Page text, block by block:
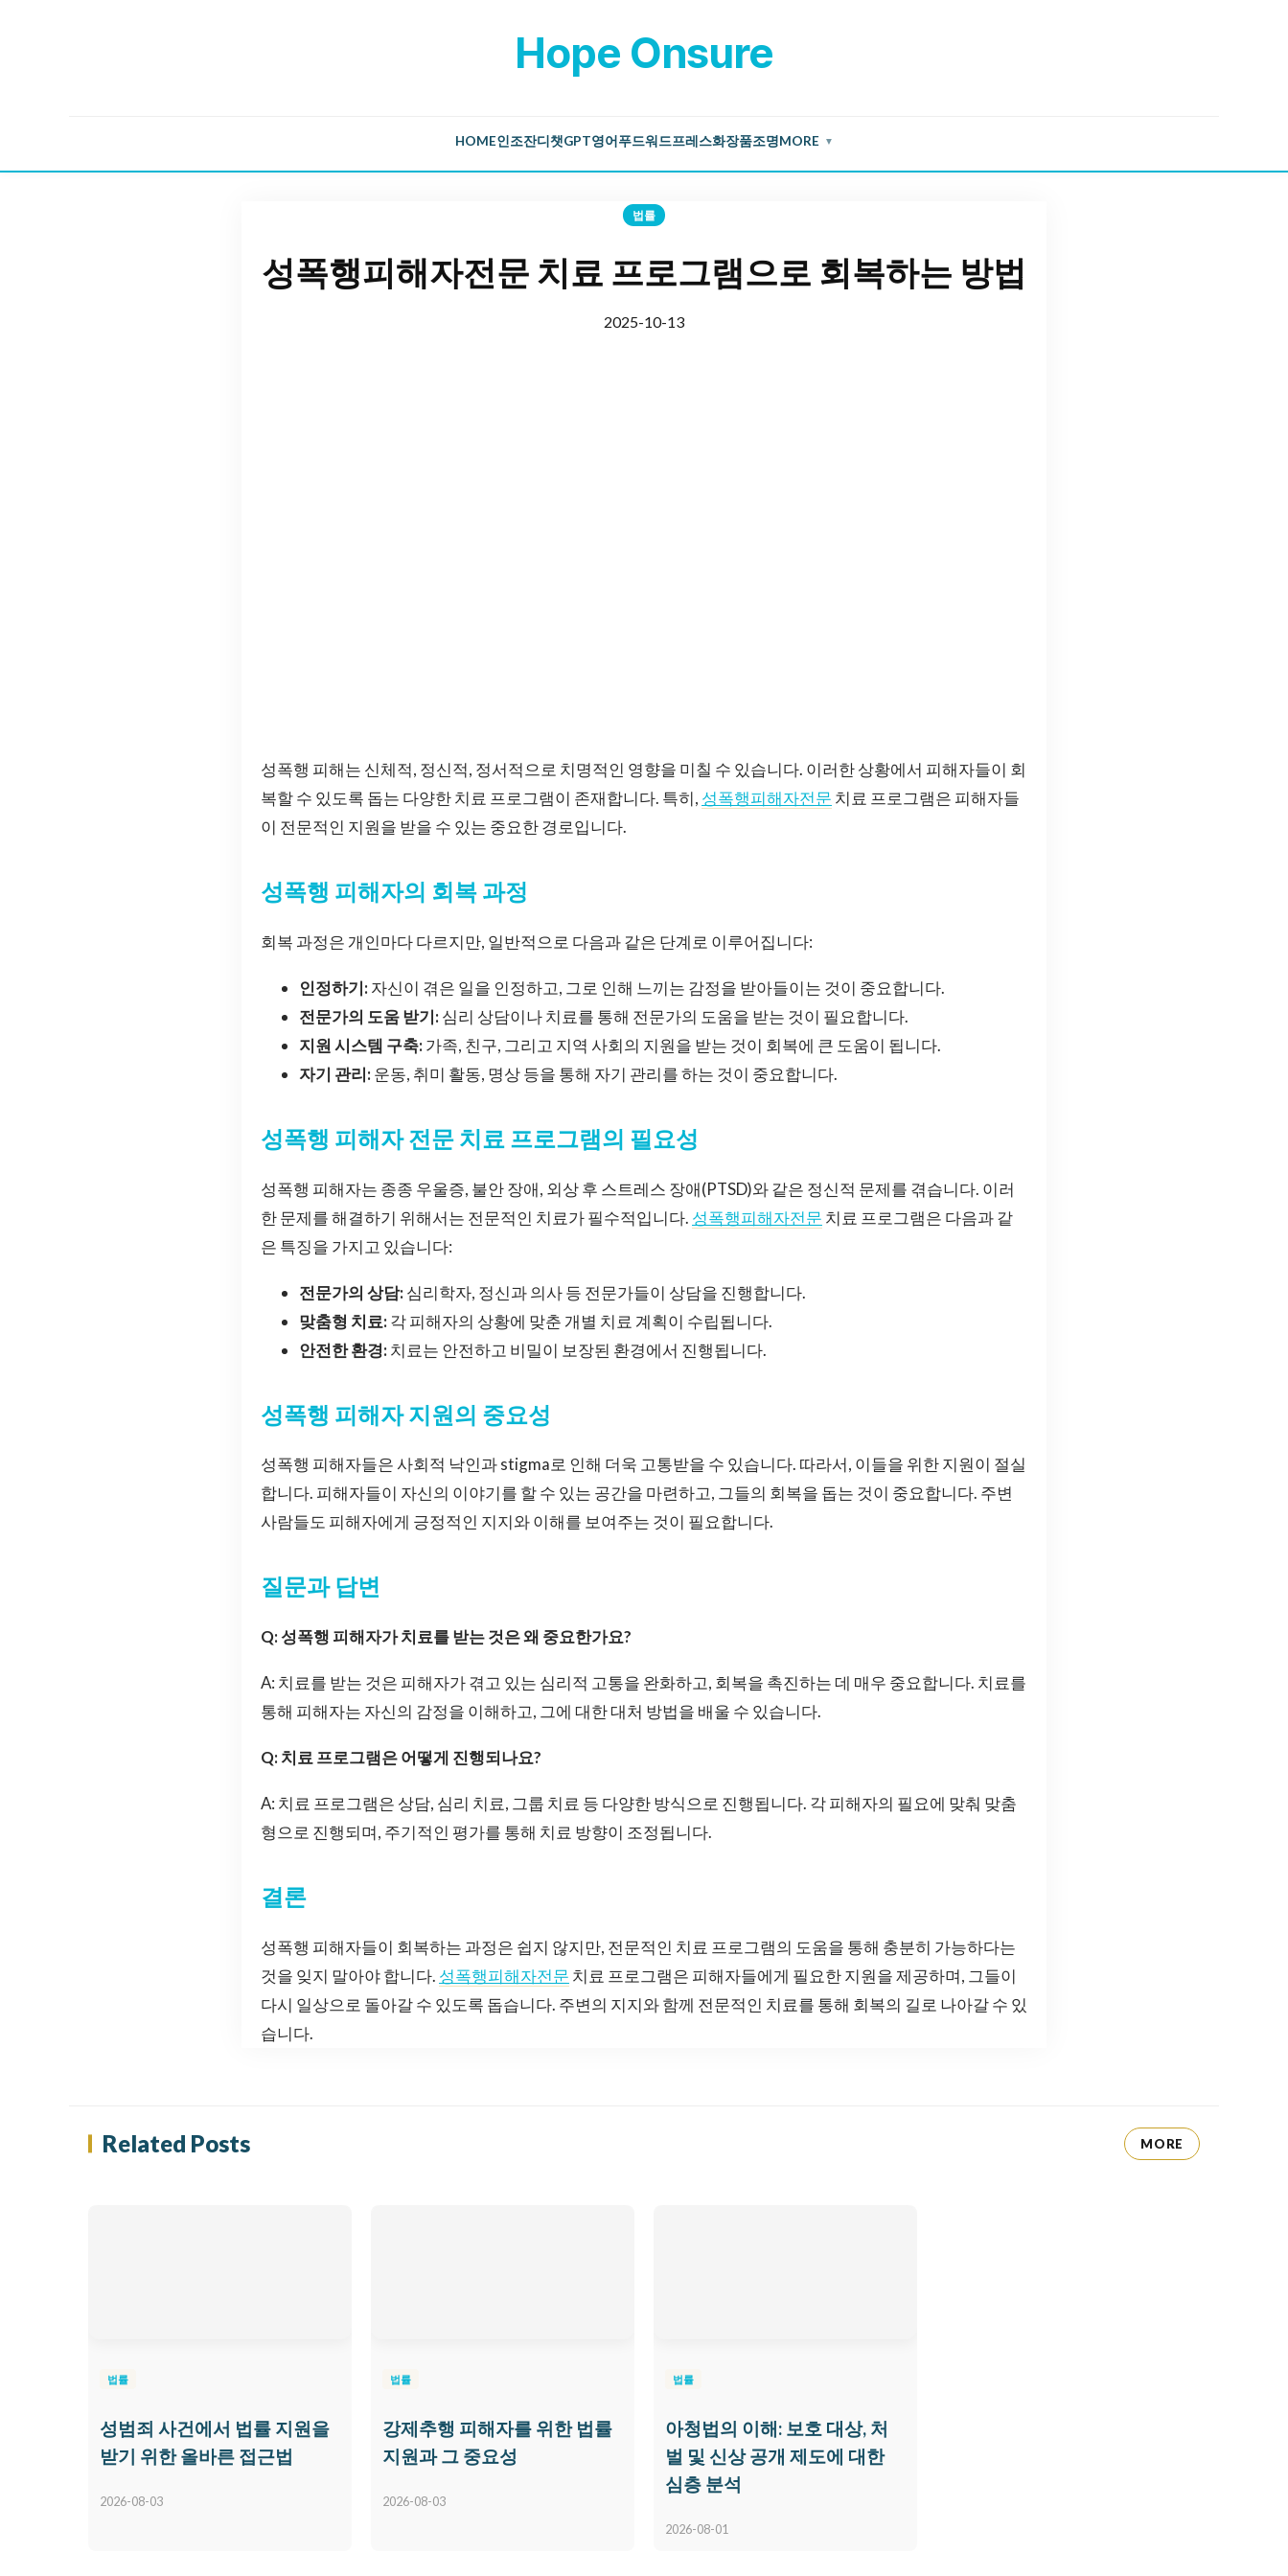
Hope Onsure
HOME인조잔디 챗GPT영어 푸드워드프레스화장품조명MORE ▼
법률
성폭행피해자전문 치료 프로그램으로 회복하는 방법
2025-10-13
성폭행 피해는 신체적, 정신적, 정서적으로 치명적인 영향을 미칠 수 있습니다. 이러한 상황에서 피해자들이 회
복할 수 있도록 돕는 다양한 치료 프로그램이 존재합니다. 특히, 성폭행피해자전문 치료 프로그램은 피해자들
이 전문적인 지원을 받을 수 있는 중요한 경로입니다.
성폭행 피해자의 회복 과정
회복 과정은 개인마다 다르지만, 일반적으로 다음과 같은 단계로 이루어집니다:
인정하기: 자신이 겪은 일을 인정하고, 그로 인해 느끼는 감정을 받아들이는 것이 중요합니다.
전문가의 도움 받기: 심리 상담이나 치료를 통해 전문가의 도움을 받는 것이 필요합니다.
지원 시스템 구축: 가족, 친구, 그리고 지역 사회의 지원을 받는 것이 회복에 큰 도움이 됩니다.
자기 관리: 운동, 취미 활동, 명상 등을 통해 자기 관리를 하는 것이 중요합니다.
성폭행 피해자 전문 치료 프로그램의 필요성
성폭행 피해자는 종종 우울증, 불안 장애, 외상 후 스트레스 장애(PTSD)와 같은 정신적 문제를 겪습니다. 이러
한 문제를 해결하기 위해서는 전문적인 치료가 필수적입니다. 성폭행피해자전문 치료 프로그램은 다음과 같
은 특징을 가지고 있습니다:
전문가의 상담: 심리학자, 정신과 의사 등 전문가들이 상담을 진행합니다.
맞춤형 치료: 각 피해자의 상황에 맞춘 개별 치료 계획이 수립됩니다.
안전한 환경: 치료는 안전하고 비밀이 보장된 환경에서 진행됩니다.
성폭행 피해자 지원의 중요성
성폭행 피해자들은 사회적 낙인과 stigma로 인해 더욱 고통받을 수 있습니다. 따라서, 이들을 위한 지원이 절실
합니다. 피해자들이 자신의 이야기를 할 수 있는 공간을 마련하고, 그들의 회복을 돕는 것이 중요합니다. 주변
사람들도 피해자에게 긍정적인 지지와 이해를 보여주는 것이 필요합니다.
질문과 답변
Q: 성폭행 피해자가 치료를 받는 것은 왜 중요한가요?
A: 치료를 받는 것은 피해자가 겪고 있는 심리적 고통을 완화하고, 회복을 촉진하는 데 매우 중요합니다. 치료를
통해 피해자는 자신의 감정을 이해하고, 그에 대한 대처 방법을 배울 수 있습니다.
Q: 치료 프로그램은 어떻게 진행되나요?
A: 치료 프로그램은 상담, 심리 치료, 그룹 치료 등 다양한 방식으로 진행됩니다. 각 피해자의 필요에 맞춰 맞춤
형으로 진행되며, 주기적인 평가를 통해 치료 방향이 조정됩니다.
결론
성폭행 피해자들이 회복하는 과정은 쉽지 않지만, 전문적인 치료 프로그램의 도움을 통해 충분히 가능하다는
것을 잊지 말아야 합니다. 성폭행피해자전문 치료 프로그램은 피해자들에게 필요한 지원을 제공하며, 그들이
다시 일상으로 돌아갈 수 있도록 돕습니다. 주변의 지지와 함께 전문적인 치료를 통해 회복의 길로 나아갈 수 있
습니다.
Related Posts MORE
법률
성범죄 사건에서 법률 지원을
받기 위한 올바른 접근법
2026-08-03
법률
강제추행 피해자를 위한 법률
지원과 그 중요성
2026-08-03
법률
아청법의 이해: 보호 대상, 처
벌 및 신상 공개 제도에 대한
심층 분석
2026-08-01